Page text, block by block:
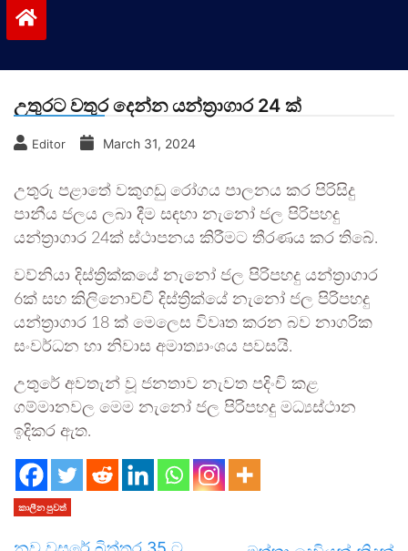
උතුරට වතුර දෙන්න යන්ත්‍රාගාර 24 ක්
Editor March 31, 2024
උතුරු පළාතේ වකුගඩු රෝගය පාලනය කර පිරිසිදු
පානීය ජලය ලබා දීම සඳහා නැනෝ ජල පිරිපහදු
යන්ත්‍රාගාර 24ක් ස්ථාපනය කිරීමට තීරණය කර තිබේ.
වව්නියා දිස්ත්‍රික්කයේ නැනෝ ජල පිරිපහදු යන්ත්‍රාගාර
6ක් සහ කිලිනොච්චි දිස්ත්‍රික්යේ නැනෝ ජල පිරිපහදු
යන්ත්‍රාගාර 18 ක් මෙලෙස විවෘත කරන බව නාගරික
සංවර්ධන හා නිවාස අමාත්‍යාංශය පවසයි.
උතුරේ අවතැන් වූ ජනතාව නැවත පදිංචි කළ
ගම්මානවල මෙම නැනෝ ජල පිරිපහදු මධ්‍යස්ථාන
ඉදිකර ඇත.
කාලීන පුවත්